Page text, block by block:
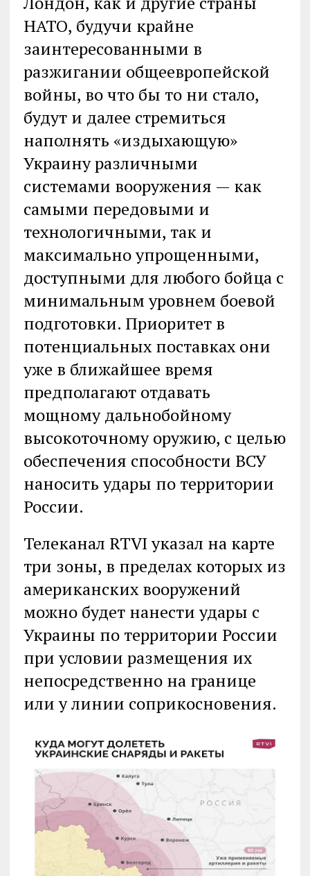
НАТО, будучи крайне
заинтересованными в
разжигании общеевропейской
войны, во что бы то ни стало,
будут и далее стремиться
наполнять «издыхающую»
Украину различными
системами вооружения — как
самыми передовыми и
технологичными, так и
максимально упрощенными,
доступными для любого бойца с
минимальным уровнем боевой
подготовки. Приоритет в
потенциальных поставках они
уже в ближайшее время
предполагают отдавать
мощному дальнобойному
высокоточному оружию, с целью
обеспечения способности ВСУ
наносить удары по территории
России.
Телеканал RTVI указал на карте
три зоны, в пределах которых из
американских вооружений
можно будет нанести удары с
Украины по территории России
при условии размещения их
непосредственно на границе
или у линии соприкосновения.